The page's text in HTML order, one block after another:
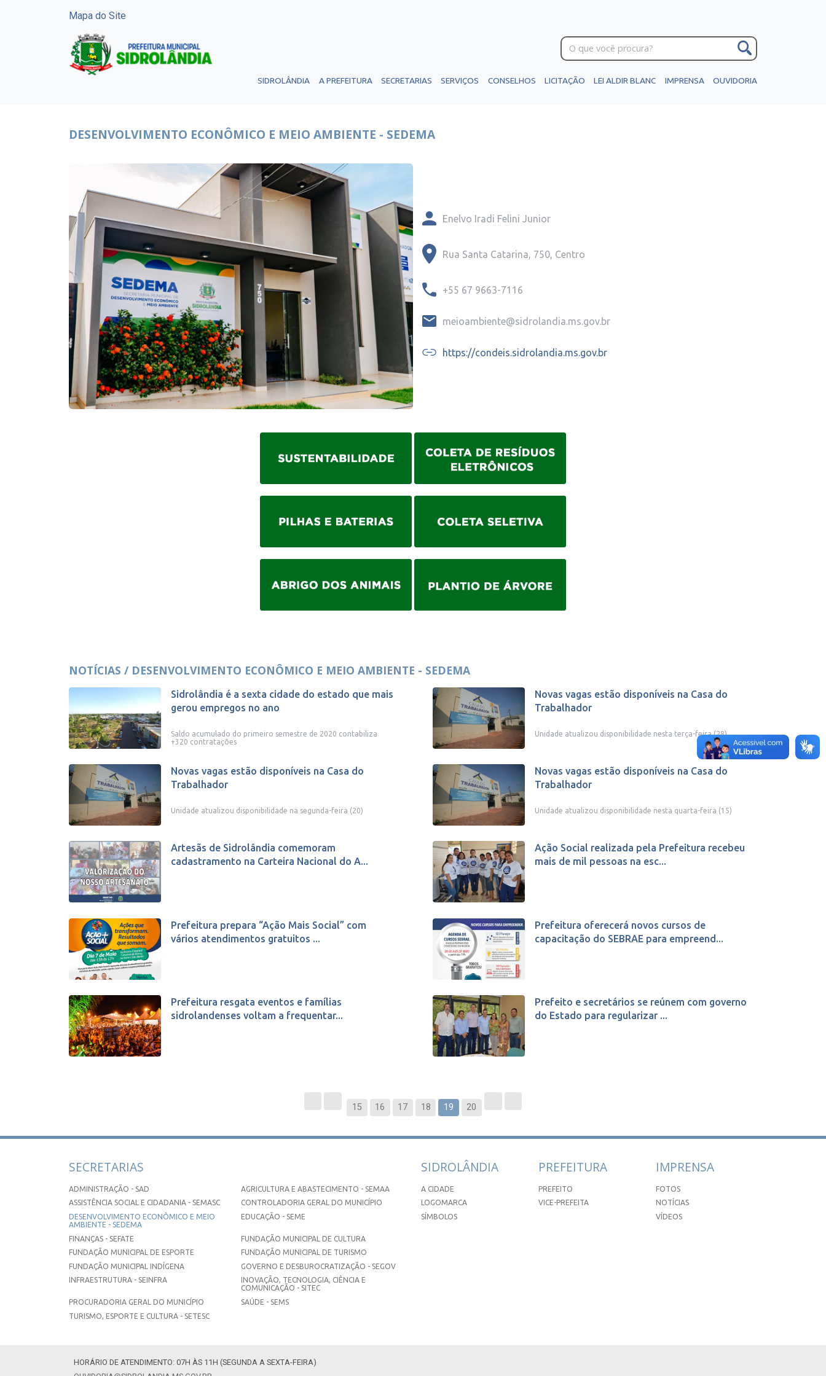
Mapa do Site
SIDROLÂNDIA A PREFEITURA SECRETARIAS SERVIÇOS CONSELHOS LICITAÇÃO LEI ALDIR BLANC IMPRENSA OUVIDORIA
DESENVOLVIMENTO ECONÔMICO E MEIO AMBIENTE - SEDEMA
Enelvo Iradi Felini Junior
Rua Santa Catarina, 750, Centro
+55 67 9663-7116
meioambiente@sidrolandia.ms.gov.br
https://condeis.sidrolandia.ms.gov.br
NOTÍCIAS / DESENVOLVIMENTO ECONÔMICO E MEIO AMBIENTE - SEDEMA
Sidrolândia é a sexta cidade do estado que mais
gerou empregos no ano
Saldo acumulado do primeiro semestre de 2020 contabiliza
+320 contratações
Novas vagas estão disponíveis na Casa do
Trabalhador
Unidade atualizou disponibilidade nesta terça-feira (28)
Novas vagas estão disponíveis na Casa do
Trabalhador
Unidade atualizou disponibilidade na segunda-feira (20)
Novas vagas estão disponíveis na Casa do
Trabalhador
Unidade atualizou disponibilidade nesta quarta-feira (15)
Artesãs de Sidrolândia comemoram
cadastramento na Carteira Nacional do A...
Ação Social realizada pela Prefeitura recebeu
mais de mil pessoas na esc...
Prefeitura prepara “Ação Mais Social” com
vários atendimentos gratuitos ...
Prefeitura oferecerá novos cursos de
capacitação do SEBRAE para empreend...
Prefeitura resgata eventos e famílias
sidrolandenses voltam a frequentar...
Prefeito e secretários se reúnem com governo
do Estado para regularizar ...
15 16 17 18 19 20
SECRETARIAS
ADMINISTRAÇÃO - SAD
AGRICULTURA E ABASTECIMENTO - SEMAA
ASSISTÊNCIA SOCIAL E CIDADANIA - SEMASC
CONTROLADORIA GERAL DO MUNICÍPIO
DESENVOLVIMENTO ECONÔMICO E MEIO
AMBIENTE - SEDEMA
EDUCAÇÃO - SEME
FINANÇAS - SEFATE
FUNDAÇÃO MUNICIPAL DE CULTURA
FUNDAÇÃO MUNICIPAL DE ESPORTE
FUNDAÇÃO MUNICIPAL DE TURISMO
FUNDAÇÃO MUNICIPAL INDÍGENA
GOVERNO E DESBUROCRATIZAÇÃO - SEGOV
INFRAESTRUTURA - SEINFRA
INOVAÇÃO, TECNOLOGIA, CIÊNCIA E
COMUNICAÇÃO - SITEC
PROCURADORIA GERAL DO MUNICÍPIO
SAÚDE - SEMS
TURISMO, ESPORTE E CULTURA - SETESC
SIDROLÂNDIA
A CIDADE
LOGOMARCA
SÍMBOLOS
PREFEITURA
PREFEITO
VICE-PREFEITA
IMPRENSA
FOTOS
NOTÍCIAS
VÍDEOS
HORÁRIO DE ATENDIMENTO: 07H ÀS 11H (SEGUNDA A SEXTA-FEIRA)